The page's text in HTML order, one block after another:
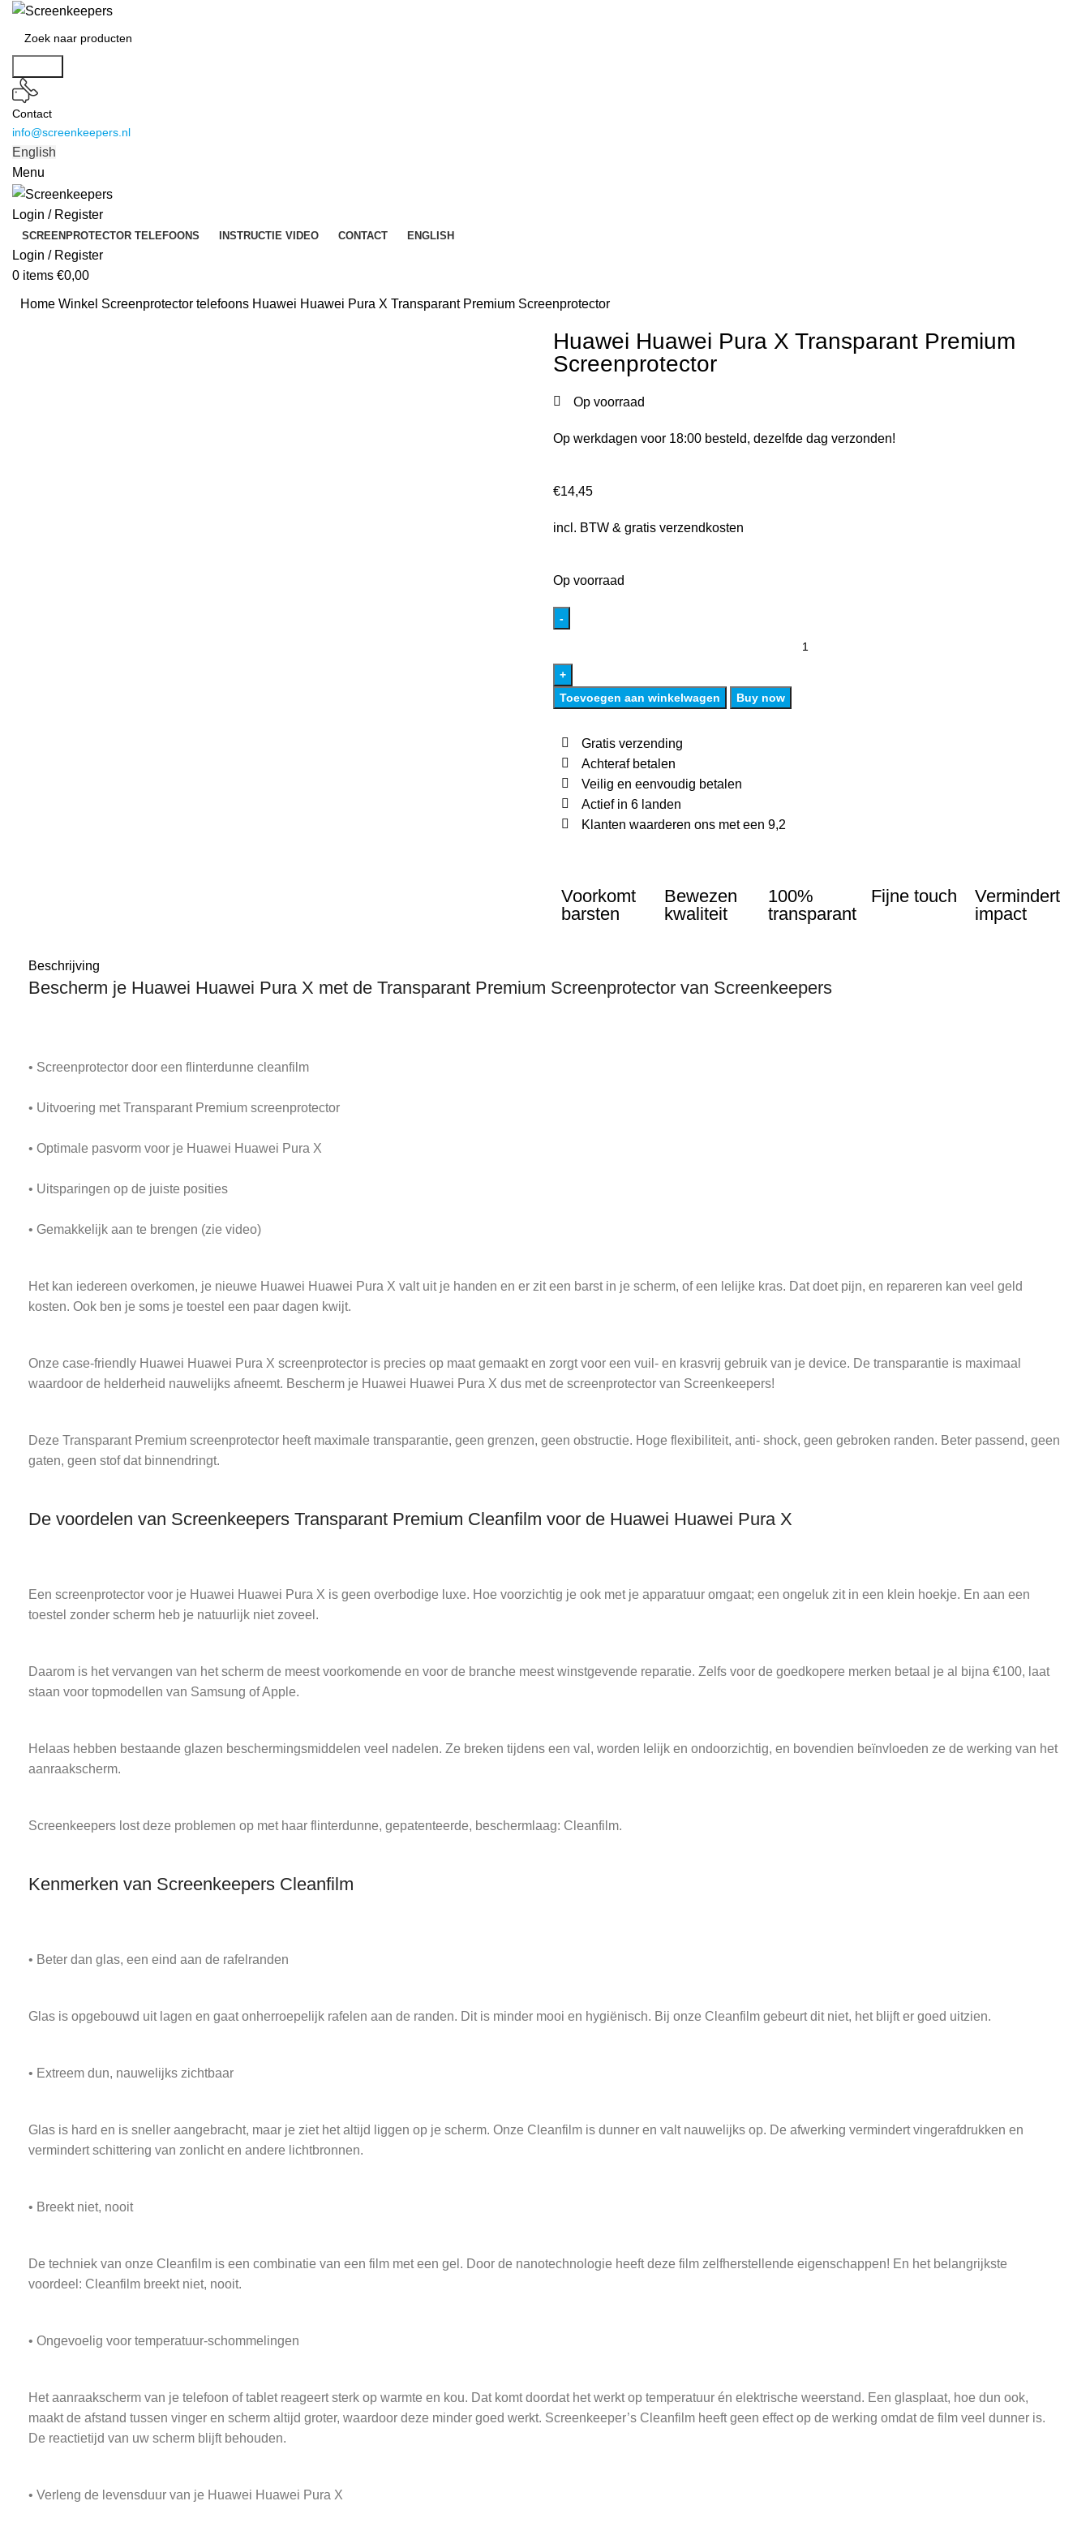
Contact
info@screenkeepers.nl
English
Menu
Login / Register
SCREENPROTECTOR TELEFOONS INSTRUCTIE VIDEO CONTACT ENGLISH
Login / Register
0 items €0,00
Home Winkel Screenprotector telefoons Huawei Huawei Pura X Transparant Premium Screenprotector
Huawei Huawei Pura X Transparant Premium
Screenprotector
Op voorraad
Op werkdagen voor 18:00 besteld, dezelfde dag verzonden!
€14,45
incl. BTW & gratis verzendkosten
Op voorraad
Toevoegen aan winkelwagen Buy now
Gratis verzending
Achteraf betalen
Veilig en eenvoudig betalen
Actief in 6 landen
Klanten waarderen ons met een 9,2
Voorkomt
barsten
Bewezen
kwaliteit
100%
transparant
Fijne touch
Vermindert
impact
Beschrijving
Bescherm je Huawei Huawei Pura X met de Transparant Premium Screenprotector van Screenkeepers
• Screenprotector door een flinterdunne cleanfilm
• Uitvoering met Transparant Premium screenprotector
• Optimale pasvorm voor je Huawei Huawei Pura X
• Uitsparingen op de juiste posities
• Gemakkelijk aan te brengen (zie video)
Het kan iedereen overkomen, je nieuwe Huawei Huawei Pura X valt uit je handen en er zit een barst in je scherm, of een lelijke kras. Dat doet pijn, en repareren kan veel geld
kosten. Ook ben je soms je toestel een paar dagen kwijt.
Onze case-friendly Huawei Huawei Pura X screenprotector is precies op maat gemaakt en zorgt voor een vuil- en krasvrij gebruik van je device. De transparantie is maximaal
waardoor de helderheid nauwelijks afneemt. Bescherm je Huawei Huawei Pura X dus met de screenprotector van Screenkeepers!
Deze Transparant Premium screenprotector heeft maximale transparantie, geen grenzen, geen obstructie. Hoge flexibiliteit, anti- shock, geen gebroken randen. Beter passend, geen
gaten, geen stof dat binnendringt.
De voordelen van Screenkeepers Transparant Premium Cleanfilm voor de Huawei Huawei Pura X
Een screenprotector voor je Huawei Huawei Pura X is geen overbodige luxe. Hoe voorzichtig je ook met je apparatuur omgaat; een ongeluk zit in een klein hoekje. En aan een
toestel zonder scherm heb je natuurlijk niet zoveel.
Daarom is het vervangen van het scherm de meest voorkomende en voor de branche meest winstgevende reparatie. Zelfs voor de goedkopere merken betaal je al bijna €100, laat
staan voor topmodellen van Samsung of Apple.
Helaas hebben bestaande glazen beschermingsmiddelen veel nadelen. Ze breken tijdens een val, worden lelijk en ondoorzichtig, en bovendien beïnvloeden ze de werking van het
aanraakscherm.
Screenkeepers lost deze problemen op met haar flinterdunne, gepatenteerde, beschermlaag: Cleanfilm.
Kenmerken van Screenkeepers Cleanfilm
• Beter dan glas, een eind aan de rafelranden
Glas is opgebouwd uit lagen en gaat onherroepelijk rafelen aan de randen. Dit is minder mooi en hygiënisch. Bij onze Cleanfilm gebeurt dit niet, het blijft er goed uitzien.
• Extreem dun, nauwelijks zichtbaar
Glas is hard en is sneller aangebracht, maar je ziet het altijd liggen op je scherm. Onze Cleanfilm is dunner en valt nauwelijks op. De afwerking vermindert vingerafdrukken en
vermindert schittering van zonlicht en andere lichtbronnen.
• Breekt niet, nooit
De techniek van onze Cleanfilm is een combinatie van een film met een gel. Door de nanotechnologie heeft deze film zelfherstellende eigenschappen! En het belangrijkste
voordeel: Cleanfilm breekt niet, nooit.
• Ongevoelig voor temperatuur-schommelingen
Het aanraakscherm van je telefoon of tablet reageert sterk op warmte en kou. Dat komt doordat het werkt op temperatuur én elektrische weerstand. Een glasplaat, hoe dun ook,
maakt de afstand tussen vinger en scherm altijd groter, waardoor deze minder goed werkt. Screenkeeper’s Cleanfilm heeft geen effect op de werking omdat de film veel dunner is.
De reactietijd van uw scherm blijft behouden.
• Verleng de levensduur van je Huawei Huawei Pura X